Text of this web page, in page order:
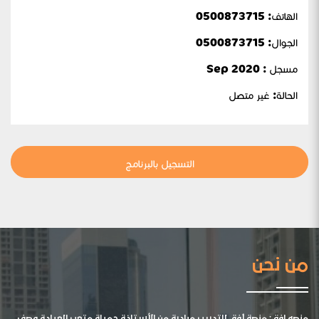
الهاتف: 0500873715
الجوال:
مسجل : Sep 2020
الحالة: غير متصل
التسجيل بالبرنامج
من نحن